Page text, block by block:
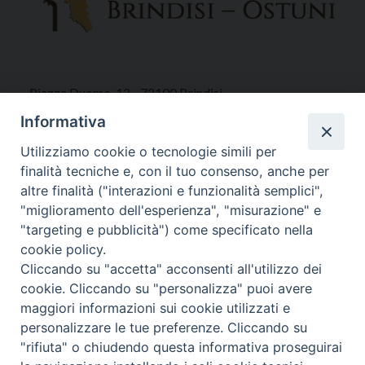
Piazza Duomo, 12 - 72100 Brindisi
Tel 0831.521958
Fax 0831.528315
Orari Curia
Mar. / Mer. / Giov. ore 9 - 13
nei mesi estivi solo Martedì ore 9 - 13
WebMail
Informativa
Utilizziamo cookie o tecnologie simili per
finalità tecniche e, con il tuo consenso, anche per
altre finalità ("interazioni e funzionalità semplici",
"miglioramento dell'esperienza", "misurazione" e
"targeting e pubblicità") come specificato nella
cookie policy.
Cliccando su "accetta" acconsenti all'utilizzo dei
cookie. Cliccando su "personalizza" puoi avere
maggiori informazioni sui cookie utilizzati e
personalizzare le tue preferenze. Cliccando su
"rifiuta" o chiudendo questa informativa proseguirai